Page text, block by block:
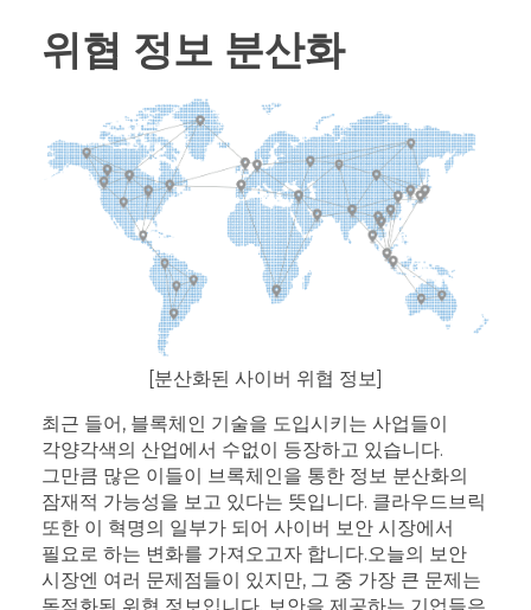
위협 정보 분산화
[분산화된 사이버 위협 정보]
최근 들어, 블록체인 기술을 도입시키는 사업들이
각양각색의 산업에서 수없이 등장하고 있습니다.
그만큼 많은 이들이 브록체인을 통한 정보 분산화의
잠재적 가능성을 보고 있다는 뜻입니다. 클라우드브릭
또한 이 혁명의 일부가 되어 사이버 보안 시장에서
필요로 하는 변화를 가져오고자 합니다.오늘의 보안
시장엔 여러 문제점들이 있지만, 그 중 가장 큰 문제는